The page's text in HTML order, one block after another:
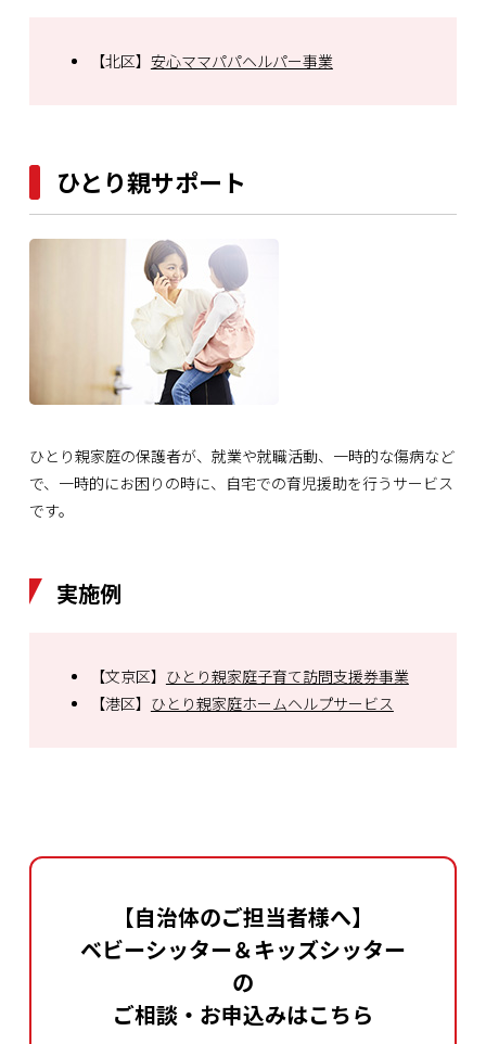
【北区】 安心ママパパヘルパー事業
ひとり親サポート
ひとり親家庭の保護者が、就業や就職活動、一時的な傷病など
で、一時的にお困りの時に、自宅での育児援助を行うサービス
です。
実施例
【文京区】 ひとり親家庭子育て訪問支援券事業
【港区】 ひとり親家庭ホームヘルプサービス
【自治体のご担当者様へ】
ベビーシッター＆キッズシッター
の
ご相談・お申込みはこちら